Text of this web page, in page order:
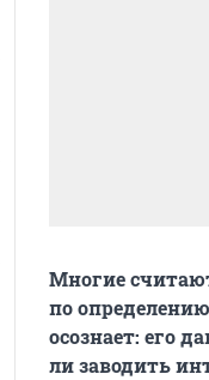
Многие
по
осознает: его
ли заводить